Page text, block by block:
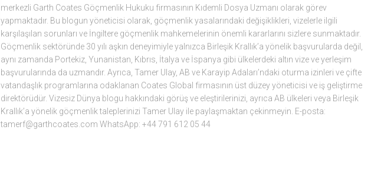
merkezli Garth Coates Göçmenlik Hukuku firmasının Kıdemli Dosya Uzmanı olarak görev
yapmaktadır. Bu blogun yöneticisi olarak, göçmenlik yasalarındaki değişiklikleri, vizelerle ilgili
karşılaşılan sorunları ve İngiltere göçmenlik mahkemelerinin önemli kararlarını sizlere sunmaktadır.
Göçmenlik sektöründe 30 yılı aşkın deneyimiyle yalnızca Birleşik Krallık’a yönelik başvurularda değil,
aynı zamanda Portekiz, Yunanistan, Kıbrıs, İtalya ve İspanya gibi ülkelerdeki altın vize ve yerleşim
başvurularında da uzmandır. Ayrıca, Tamer Ulay, AB ve Karayip Adaları’ndaki oturma izinleri ve çifte
vatandaşlık programlarına odaklanan Coates Global firmasının üst düzey yöneticisi ve iş geliştirme
direktörüdür. Vizesiz Dünya blogu hakkındaki görüş ve eleştirilerinizi, ayrıca AB ülkeleri veya Birleşik
Krallık’a yönelik göçmenlik taleplerinizi Tamer Ulay ile paylaşmaktan çekinmeyin. E-posta:
tamerf@garthcoates.com WhatsApp: +44 791 612 05 44